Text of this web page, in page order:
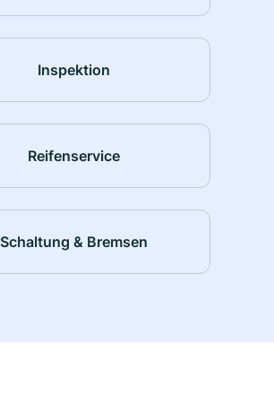
Inspektion
Reifenservice
Schaltung & Bremsen